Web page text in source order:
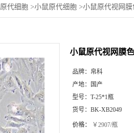
原代细胞 >小鼠原代细胞 >小鼠原代视网
小鼠原代视网膜
品牌： 帛科
产地：
国产
型号： T-25*1瓶
货号： BK-XB2049
价格： ￥2907/瓶